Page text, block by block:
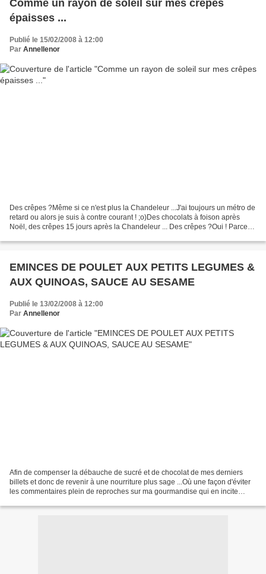
Comme un rayon de soleil sur mes crêpes
épaisses ...
Publié le 15/02/2008 à 12:00
Par Annellenor
Des crêpes ?Même si ce n'est plus la Chandeleur ...J'ai toujours un métro de
retard ou alors je suis à contre courant ! ;o)Des chocolats à foison après
Noël, des crêpes 15 jours après la Chandeleur ... Des crêpes ?Oui ! Parce
EMINCES DE POULET AUX PETITS LEGUMES &
AUX QUINOAS, SAUCE AU SESAME
Publié le 13/02/2008 à 12:00
Par Annellenor
Afin de compenser la débauche de sucré et de chocolat de mes derniers
billets et donc de revenir à une nourriture plus sage ...Où une façon d'éviter
les commentaires plein de reproches sur ma gourmandise qui en incite